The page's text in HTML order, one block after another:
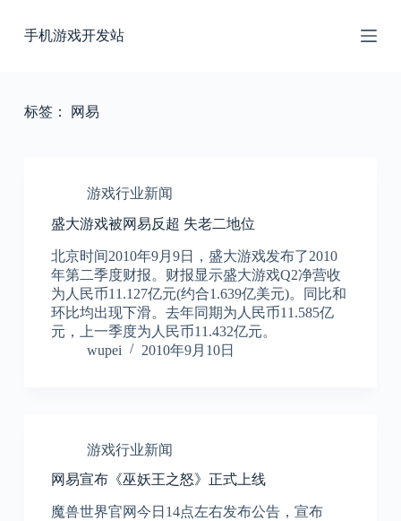
过
手机游戏开发站
标签： 网易
游戏行业新闻
盛大游戏被网易反超 失老二地位
北京时间2010年9月9日，盛大游戏发布了2010
年第二季度财报。财报显示盛大游戏Q2净营收
为人民币11.127亿元(约合1.639亿美元)。同比和
环比均出现下滑。去年同期为人民币11.585亿
元，上一季度为人民币11.432亿元。
wupei
2010年9月10日
游戏行业新闻
网易宣布《巫妖王之怒》正式上线
魔兽世界官网今日14点左右发布公告，宣布